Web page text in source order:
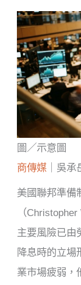
圖／示意圖
商傳媒 ｜吳
美國聯邦準備
（
主要風險已由
降息時的立場
業市場疲弱，